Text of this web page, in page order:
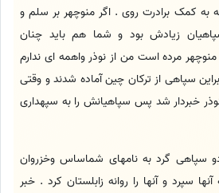
کمک برادرت روی . اگر منوچهر بر سلم و
زیادش بود و شما هم باید چنان
مرده است من از نوذر واهمه ای ندارم
سپاهی از ترکان چین آماده شدند و وقتی
خبردار شد پس سپاهیانش را به سپهداری
دو سپاهی گرد به نامهای شماساس وخزروان
سپرد و آنها را روانه زابلستان کرد . خبر